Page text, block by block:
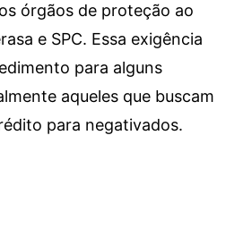
órgãos de proteção ao
e SPC. Essa exigência
para alguns
aqueles que buscam
para negativados.